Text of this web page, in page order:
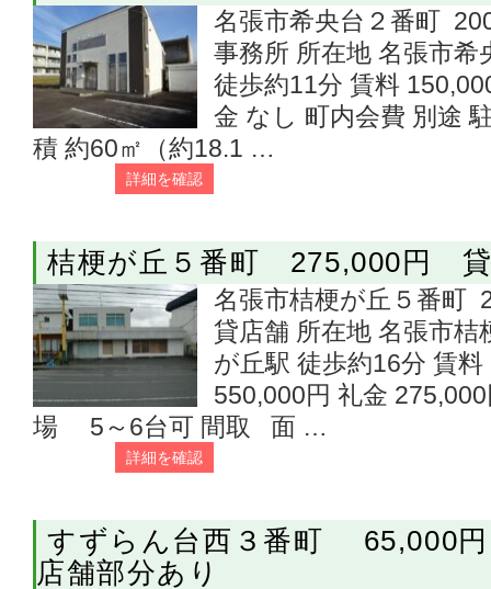
名張市希央台２番町
事務所 所在地 名張市希
徒歩約11分 賃料
金 なし 町内会費 別
積 約60㎡（約18.1 …
詳細を確認
桔梗が丘５番町 275,000円
名張市桔梗が丘５番町
貸店舗 所在地 名張市桔
が丘駅 徒歩約16分 賃
550,000円 礼金
場 5～6台可 間取 面 …
詳細を確認
すずらん台西３番町 65,000
店舗部分あり